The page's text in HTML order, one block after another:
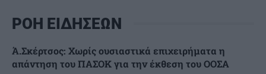
ΡΟΗ ΕΙΔΗΣΕΩΝ
Ά.Σκέρτσος: Χωρίς ουσιαστικά επιχειρήματα η
απάντηση του ΠΑΣΟΚ για την έκθεση του ΟΟΣΑ